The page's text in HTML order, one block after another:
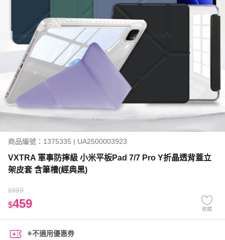
商品編號：1375335 | UA2500003923
VXTRA 軍事防摔級 小米平板Pad 7/7 Pro Y折晶透背蓋立
架皮套 含筆槽(經典黑)
$999
$459 收藏
※不適用優惠券